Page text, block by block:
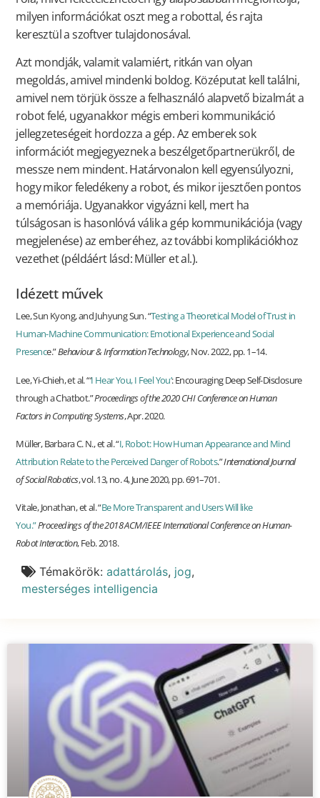
milyen információkat oszt meg a robottal, és rajta
keresztül a szoftver tulajdonosával.
Azt mondják, valamit valamiért, ritkán van olyan
megoldás, amivel mindenki boldog. Középutat kell találni,
amivel nem törjük össze a felhasználó alapvető bizalmát a
robot felé, ugyanakkor mégis emberi kommunikáció
jellegzeteségeit hordozza a gép. Az emberek sok
információt megjegyeznek a beszélgetőpartnerükről, de
messze nem mindent. Határvonalon kell egyensúlyozni,
hogy mikor feledékeny a robot, és mikor ijesztően pontos
a memóriája. Ugyanakkor vigyázni kell, mert ha
túlságosan is hasonlóvá válik a gép kommunikációja (vagy
megjelenése) az emberéhez, az további komplikációkhoz
vezethet (példáért lásd: Müller et al.).
Idézett művek
Lee, Sun Kyong, and Juhyung Sun. “Testing a Theoretical Model of Trust in
Human-Machine Communication: Emotional Experience and Social
Presence.”Behaviour & Information Technology, Nov. 2022, pp. 1–14.
Lee, Yi-Chieh, et al. “‘I Hear You, I Feel You’: Encouraging Deep Self-Disclosure
through a Chatbot.”Proceedings of the 2020 CHI Conference on Human
Factors in Computing Systems, Apr. 2020.
Müller, Barbara C. N., et al. “I, Robot: How Human Appearance and Mind
Attribution Relate to the Perceived Danger of Robots.”International Journal
of Social Robotics, vol. 13, no. 4, June 2020, pp. 691–701.
Vitale, Jonathan, et al. “Be More Transparent and Users Will like
You.”Proceedings of the 2018 ACM/IEEE International Conference on Human-
Robot Interaction, Feb. 2018.
Témakörök: adattárolás, jog,
mesterséges intelligencia